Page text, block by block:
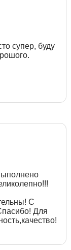
супер, буду
С
Для